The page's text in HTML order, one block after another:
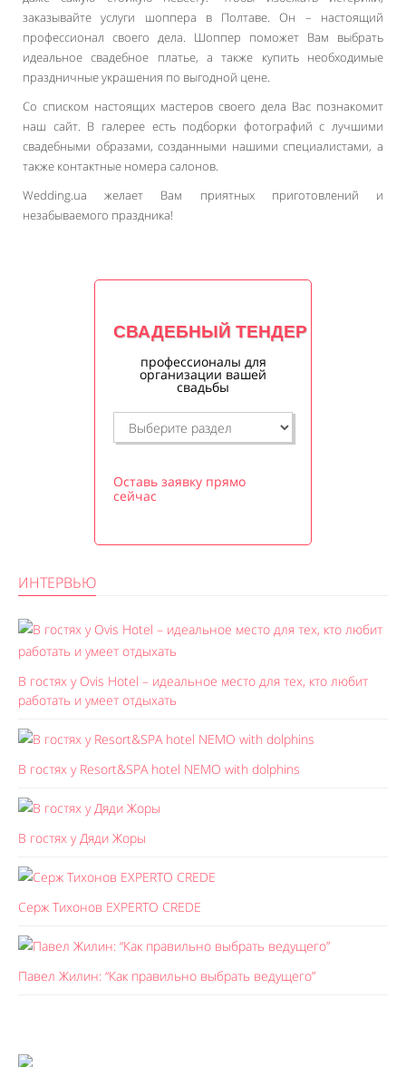
заказывайте услуги шоппера в Полтаве. Он – настоящий
профессионал своего дела. Шоппер поможет Вам выбрать
идеальное свадебное платье, а также купить необходимые
праздничные украшения по выгодной цене.
Со списком настоящих мастеров своего дела Вас познакомит
наш сайт. В галерее есть подборки фотографий с лучшими
свадебными образами, созданными нашими специалистами, а
также контактные номера салонов.
Wedding.ua желает Вам приятных приготовлений и
незабываемого праздника!
СВАДЕБНЫЙ ТЕНДЕР
профессионалы для
организации вашей
свадьбы
Оставь заявку прямо
сейчас
ИНТЕРВЬЮ
В гостях у Ovis Hotel – идеальное место для тех, кто любит
работать и умеет отдыхать
В гостях у Resort&SPA hotel NEMO with dolphins
В гостях у Дяди Жоры
Серж Тихонов EXPERTO CREDE
Павел Жилин: “Как правильно выбрать ведущего”